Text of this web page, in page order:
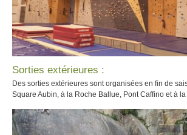
Sorties extérieures :
Des sorties extérieures sont organisées en fin de
Square Aubin, à la Roche Ballue, Pont Caffino et à la